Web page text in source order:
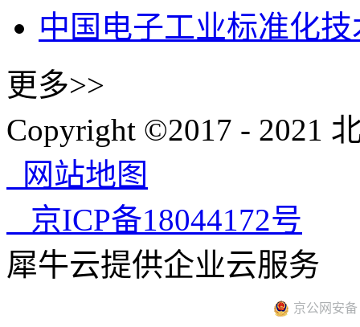
中国电子工业标准化
更多>>
Copyright ©2017 - 2021
网站地图
京ICP备18044172号
犀牛云提供企业云服务
京公网安备